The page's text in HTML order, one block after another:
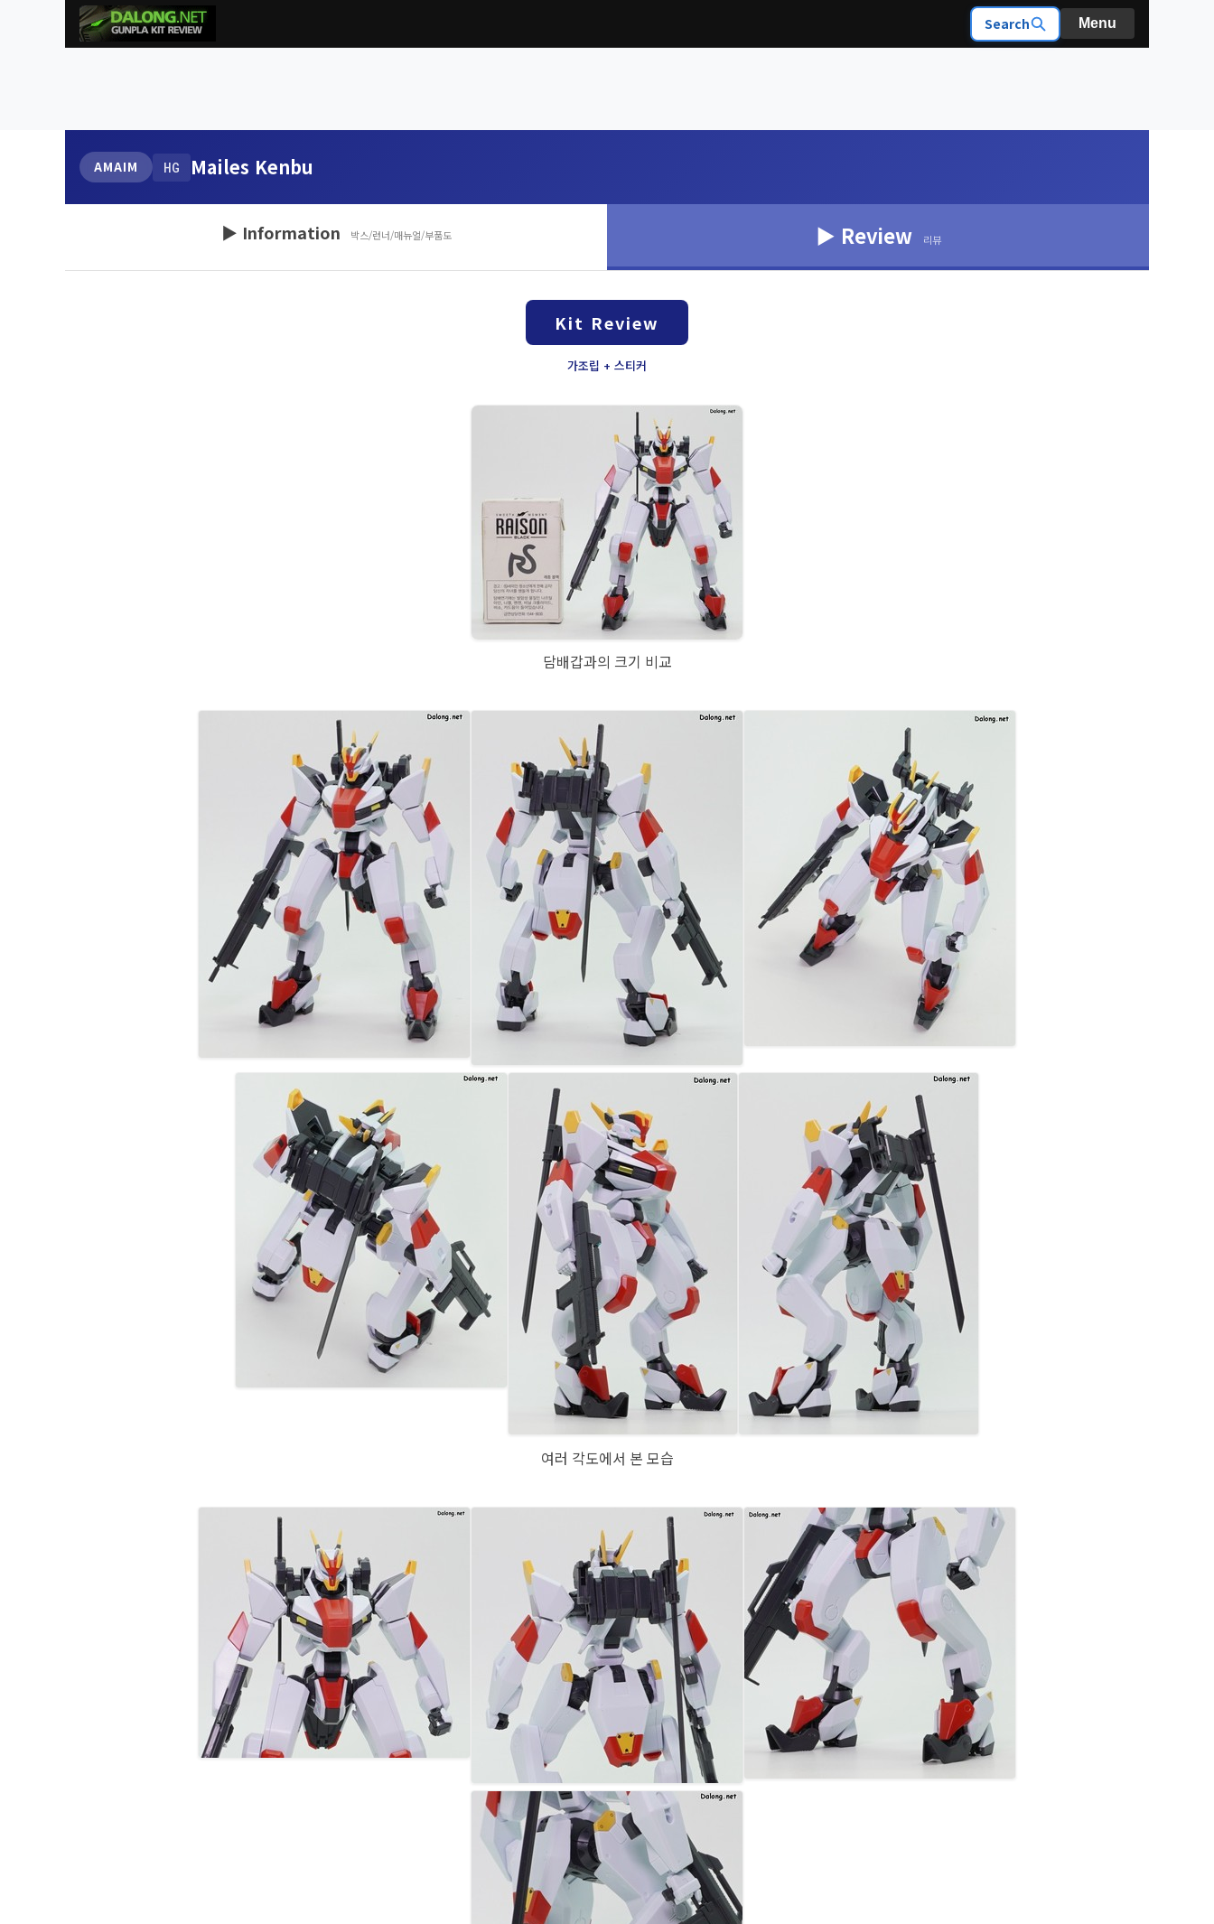
Search Menu
AMAIM HG Mailes Kenbu
▶ Information 박스/런너/매뉴얼/부품도 ▶ Review 리뷰
Kit Review
가조립 + 스티커
담배갑과의 크기 비교
여러 각도에서 본 모습